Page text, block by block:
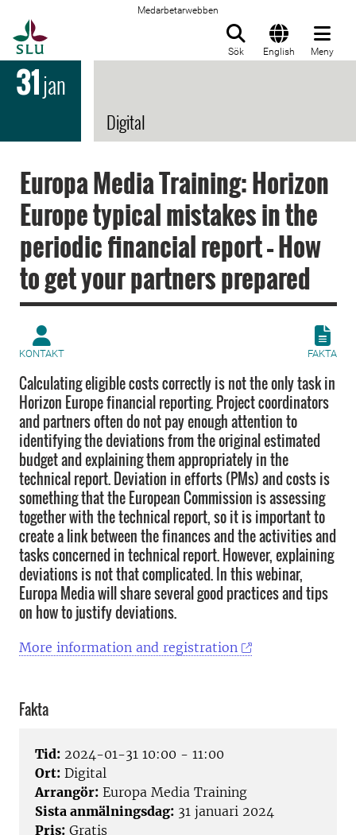
Medarbetarwebben
Sök English Meny
31jan
Digital
Europa Media Training: Horizon
Europe typical mistakes in the
periodic financial report – How
to get your partners prepared
KONTAKT FAKTA
Calculating eligible costs correctly is not the only task in
Horizon Europe financial reporting. Project coordinators
and partners often do not pay enough attention to
identifying the deviations from the original estimated
budget and explaining them appropriately in the
technical report. Deviation in efforts (PMs) and costs is
something that the European Commission is assessing
together with the technical report, so it is important to
create a link between the finances and the activities and
tasks concerned in technical report. However, explaining
deviations is not that complicated. In this webinar,
Europa Media will share several good practices and tips
on how to justify deviations.
More information and registration
Fakta
Tid: 2024-01-31 10:00 - 11:00
Ort: Digital
Arrangör: Europa Media Training
Sista anmälningsdag: 31 januari 2024
Pris: Gratis